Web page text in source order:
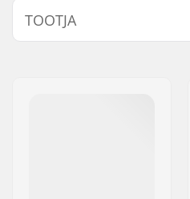
Hammasratta
paigaldamine:
TOOTJA